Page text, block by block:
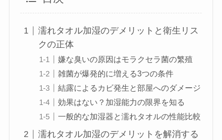
濡れタオル加湿のデメリットと衛生リス
クの正体
嫌な臭いの原因はモラクセラ菌の繁殖
雑菌が爆発的に増える3つの条件
結露によるカビ発生と部屋へのダメージ
効果はない？加湿能力の限界を知る
一般的な加湿器と濡れタオルの性能比較
濡れタオル加湿のデメリットを解消する